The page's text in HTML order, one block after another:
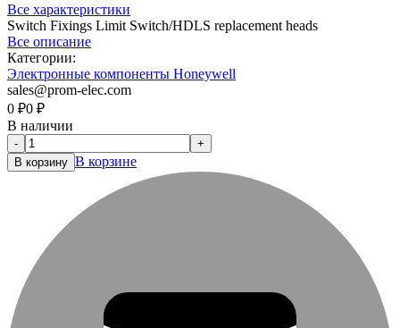
Все характеристики
Switch Fixings Limit Switch/HDLS replacement heads
Все описание
Категории:
Электронные компоненты Honeywell
sales@prom-elec.com
0 ₽0 ₽
В наличии
-
+
В корзину В корзине